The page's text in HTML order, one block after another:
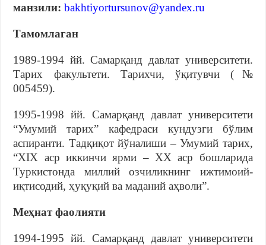
манзили:bakhtiyortursunov@yandex.ru
Тамомлаган
1989-1994 йй. Самарқанд давлат университети.
Тарих факультети. Тарихчи, ўқитувчи (№
005459).
1995-1998 йй. Самарқанд давлат университети
“Умумий тарих” кафедраси кундузги бўлим
аспиранти. Тадқиқот йўналиши – Умумий тарих,
“XIX аср иккинчи ярми – XX аср бошларида
Туркистонда миллий озчиликнинг ижтимоий-
иқтисодий, ҳуқуқий ва маданий аҳволи”.
Меҳнат фаолияти
1994-1995 йй. Самарқанд давлат университети